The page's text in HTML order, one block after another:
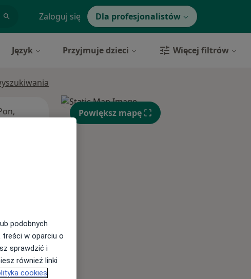
Zaloguj się Dla profesjonalistów
Język Przyjmuje dzieci Więcej filtrów
Śr, Czw,
Wt,
Powiększ mapę
podobnych
w oparciu o
sprawdzić i
również linki
cookies